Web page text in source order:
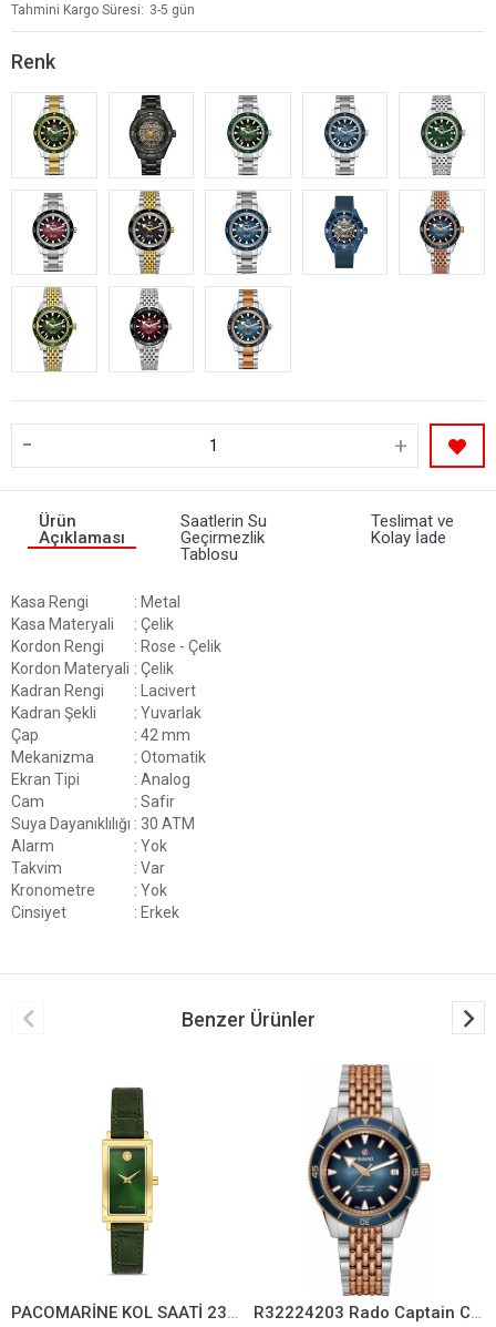
Tahmini Kargo Süresi
3-5 gün
Renk
- +
Ürün
Açıklaması
Saatlerin Su
Geçirmezlik
Tablosu
Teslimat ve
Kolay İade
Kasa Rengi
: Metal
Kasa Materyali
: Çelik
Kordon Rengi
: Rose - Çelik
Kordon Materyali : Çelik
Kadran Rengi
: Lacivert
Kadran Şekli
: Yuvarlak
Çap
: 42 mm
Mekanizma
: Otomatik
Ekran Tipi
: Analog
Cam
: Safir
Suya Dayanıklılığı : 30 ATM
Alarm
: Yok
Takvim
: Var
Kronometre
: Yok
Cinsiyet
: Erkek
Benzer Ürünler
PACOMARİNE KOL SAATİ 23203-04 R32224203 Rado Captain Cook Automatic Kol Saati